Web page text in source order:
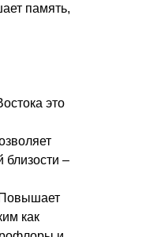
память,
это
близости –
как